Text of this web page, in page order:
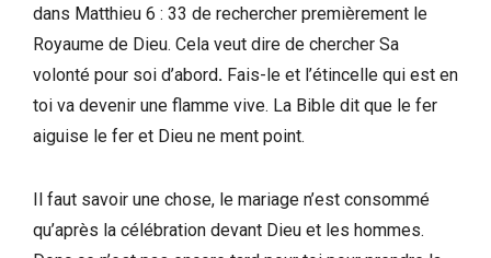
dans Matthieu 6 : 33 de rechercher premièrement le
Royaume de Dieu. Cela veut dire de chercher Sa
volonté pour soi d’abord. Fais-le et l’étincelle qui est en
toi va devenir une flamme vive. La Bible dit que le fer
aiguise le fer et Dieu ne ment point.
Il faut savoir une chose, le mariage n’est consommé
qu’après la célébration devant Dieu et les hommes.